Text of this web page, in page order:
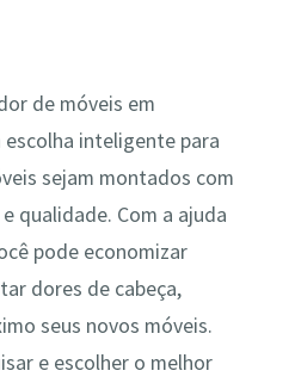
de móveis em
escolha inteligente para
sejam montados com
qualidade. Com a ajuda
pode economizar
dores de cabeça,
seus novos móveis.
e escolher o melhor